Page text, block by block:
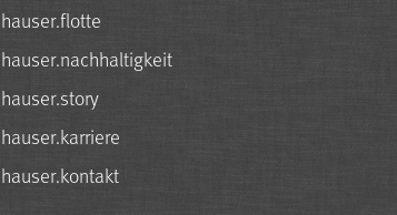
hauser.flotte
hauser.nachhaltigkeit
hauser.story
hauser.karriere
hauser.kontakt